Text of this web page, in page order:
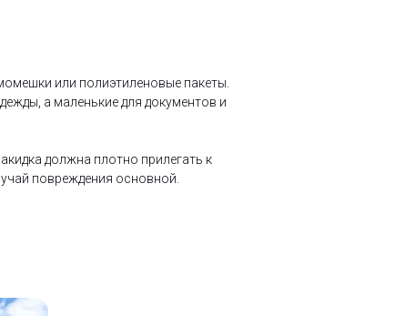
или полиэтиленовые пакеты.
а маленькие для документов и
должна плотно прилегать к
повреждения основной.